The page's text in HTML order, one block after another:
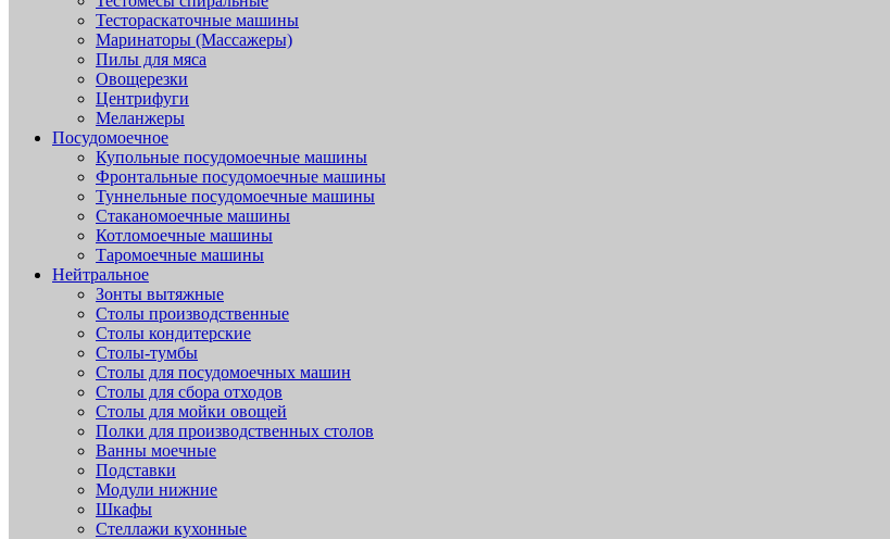
Тестораскаточные машины
Маринаторы (Массажеры)
Пилы для мяса
Овощерезки
Центрифуги
Меланжеры
Посудомоечное
Купольные посудомоечные машины
Фронтальные посудомоечные машины
Туннельные посудомоечные машины
Стаканомоечные машины
Котломоечные машины
Таромоечные машины
Нейтральное
Зонты вытяжные
Столы производственные
Столы кондитерские
Столы-тумбы
Столы для посудомоечных машин
Столы для сбора отходов
Столы для мойки овощей
Полки для производственных столов
Ванны моечные
Подставки
Модули нижние
Шкафы
Стеллажи кухонные